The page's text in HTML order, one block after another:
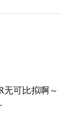
可比拟啊～